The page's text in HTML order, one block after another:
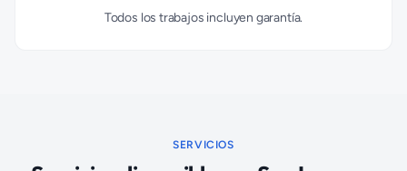
Todos los trabajos incluyen garantía.
SERVICIOS